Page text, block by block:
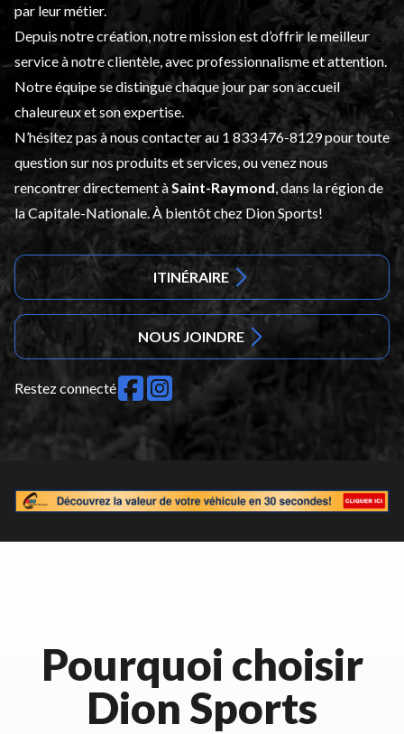
par leur métier.
Depuis notre création, notre mission est d’offrir le meilleur
service à notre clientèle, avec professionnalisme et attention.
Notre équipe se distingue chaque jour par son accueil
chaleureux et son expertise.
N’hésitez pas à nous contacter au1 833 476-8129pour toute
question sur nos produits et services, ou venez nous
rencontrer directement à Saint-Raymond, dans la région de
la Capitale-Nationale. À bientôt chez Dion Sports!
ITINÉRAIRE
NOUS JOINDRE
Restez connecté
Pourquoi choisir
Dion Sports